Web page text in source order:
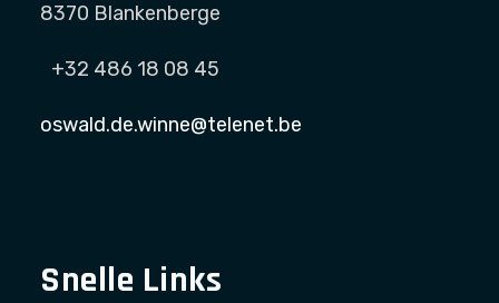
8370 Blankenberge
+32 486 18 08 45
oswald.de.winne@telenet.be
Snelle Links